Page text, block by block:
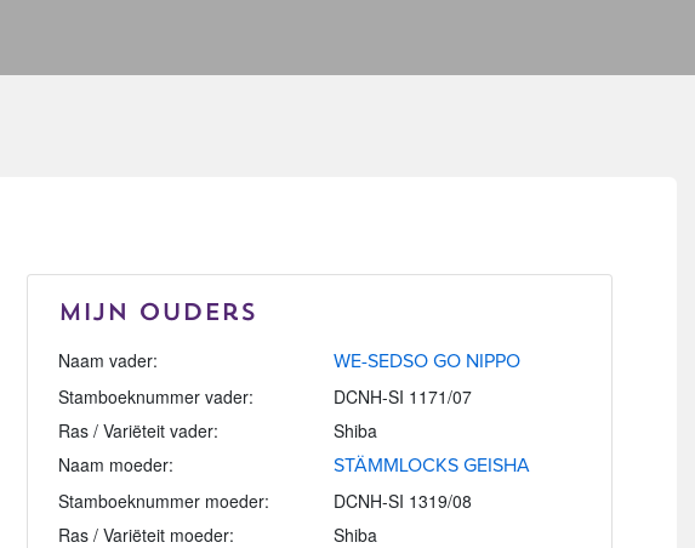
Mijn Ouders
Naam vader:
WE-SEDSO GO NIPPO
Stamboeknummer vader:
DCNH-SI 1171/07
Ras / Variëteit vader:
Shiba
Naam moeder:
STÄMMLOCKS GEISHA
Stamboeknummer moeder:
DCNH-SI 1319/08
Ras / Variëteit moeder:
Shiba